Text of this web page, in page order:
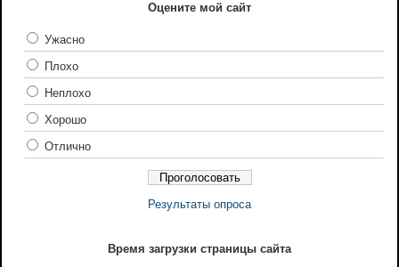
Оцените мой сайт
Ужасно
Плохо
Неплохо
Хорошо
Отлично
Результаты опроса
Время загрузки страницы сайта